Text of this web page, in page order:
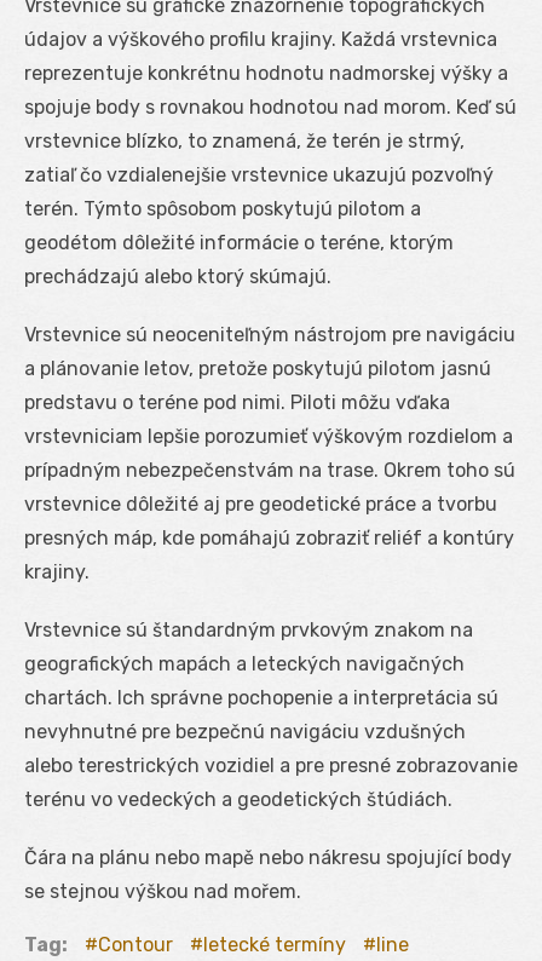
Vrstevnice sú grafické znázornenie topografických
údajov a výškového profilu krajiny. Každá vrstevnica
reprezentuje konkrétnu hodnotu nadmorskej výšky a
spojuje body s rovnakou hodnotou nad morom. Keď sú
vrstevnice blízko, to znamená, že terén je strmý,
zatiaľ čo vzdialenejšie vrstevnice ukazujú pozvoľný
terén. Týmto spôsobom poskytujú pilotom a
geodétom dôležité informácie o teréne, ktorým
prechádzajú alebo ktorý skúmajú.
Vrstevnice sú neoceniteľným nástrojom pre navigáciu
a plánovanie letov, pretože poskytujú pilotom jasnú
predstavu o teréne pod nimi. Piloti môžu vďaka
vrstevniciam lepšie porozumieť výškovým rozdielom a
prípadným nebezpečenstvám na trase. Okrem toho sú
vrstevnice dôležité aj pre geodetické práce a tvorbu
presných máp, kde pomáhajú zobraziť reliéf a kontúry
krajiny.
Vrstevnice sú štandardným prvkovým znakom na
geografických mapách a leteckých navigačných
chartách. Ich správne pochopenie a interpretácia sú
nevyhnutné pre bezpečnú navigáciu vzdušných
alebo terestrických vozidiel a pre presné zobrazovanie
terénu vo vedeckých a geodetických štúdiách.
Čára na plánu nebo mapě nebo nákresu spojující body
se stejnou výškou nad mořem.
Tag: Contour letecké termíny
line